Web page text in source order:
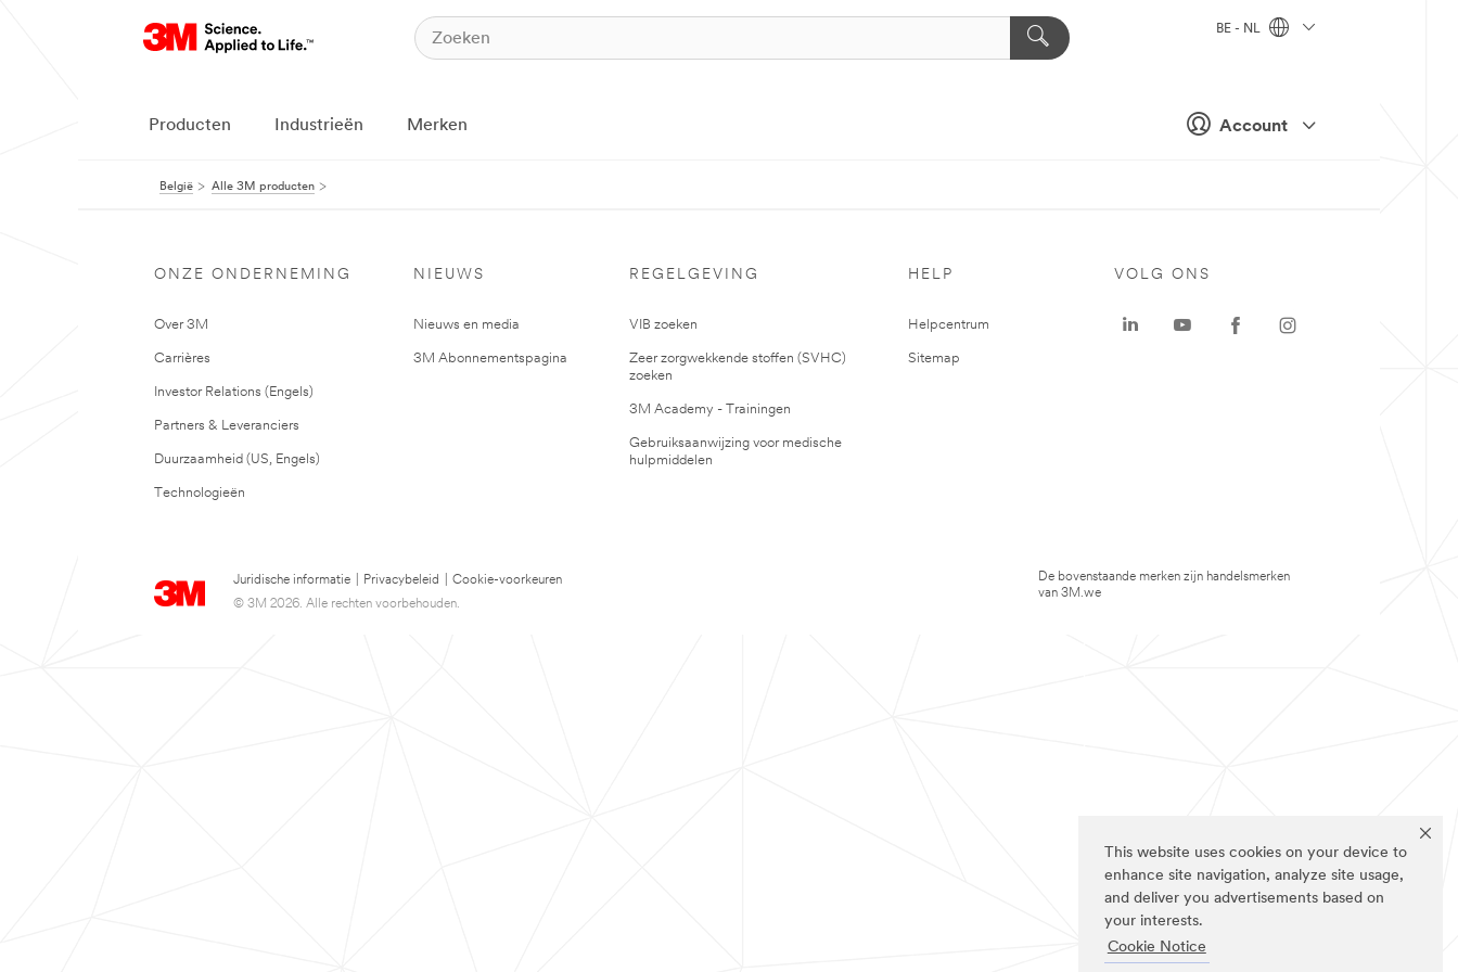
This website uses cookies on your device to
enhance site navigation, analyze site usage,
and deliver you advertisements based on
your interests.
Cookie Notice
Account
BE - NL
Producten Industrieën Merken
België Alle 3M producten
ONZE ONDERNEMING
Over 3M
Carrières
Investor Relations (Engels)
Partners & Leveranciers
Duurzaamheid (US, Engels)
Technologieën
NIEUWS
Nieuws en media
3M Abonnementspagina
REGELGEVING
VIB zoeken
Zeer zorgwekkende stoffen (SVHC)
zoeken
3M Academy - Trainingen
Gebruiksaanwijzing voor medische
hulpmiddelen
HELP
Helpcentrum
Sitemap
Juridische informatie Privacybeleid
Cookie-voorkeuren
© 3M 2026. Alle rechten voorbehouden.
VOLG ONS
De bovenstaande merken zijn handelsmerken
van 3M.we